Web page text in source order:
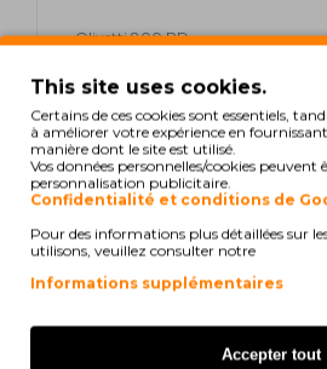
Olivetti 800 PD
Olivetti PD 710
Olivetti PD 712
Olivetti PD 800
Olivetti Summa 120
Olivetti Summa 220
Olympia 711 PD
This site uses cookies.
Certains de ces cookies sont essentiels,
à améliorer votre expérience en
manière dont le site est utilisé.
Vos données personnelles/cookies peuvent
personnalisation publicitaire.
Confidentialité et conditions de
Pour des informations plus détaillées sur
utilisons, veuillez consulter notre
Informations supplémentaires
Accepter tout